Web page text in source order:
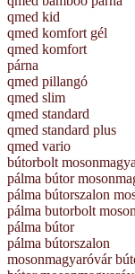
qmed kid
qmed komfort gél
qmed komfort
párna
qmed pillangó
qmed slim
qmed standard
qmed standard plus
qmed vario
bútorbolt
pálma bútor
pálma bútorszalon
pálma butorbolt
pálma bútor
pálma bútorszalon
mosonmagyaróvár